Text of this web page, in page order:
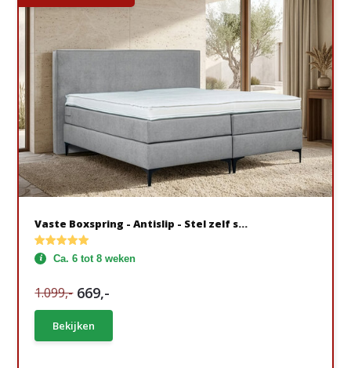
Vaste Boxspring - Antislip - Stel zelf s...
Ca. 6 tot 8 weken
1.099,- 669,-
Bekijken